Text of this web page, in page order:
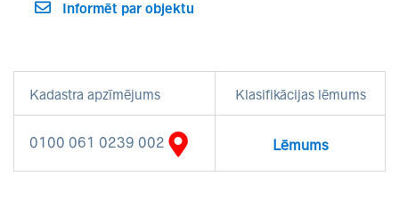
Informēt par objektu
Kadastra apzīmējums Klasifikācijas lēmums
0100 061 0239 002 Lēmums